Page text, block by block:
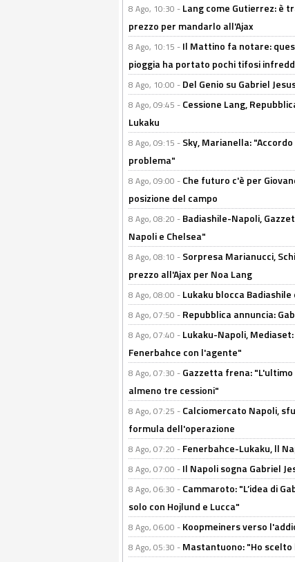
8 Ago, 10:30 - Lang come Gutierrez: è
prezzo per mandarlo all'Ajax
8 Ago, 10:15 - Il Mattino fa notare:
pioggia ha portato pochi tifosi
8 Ago, 10:00 - Del Genio su Gabriel
8 Ago, 09:45 - Cessione Lang,
Lukaku
8 Ago, 09:15 - Sky, Marianella:
problema"
8 Ago, 09:00 - Che futuro c'è per
posizione del campo
8 Ago, 08:20 - Badiashile-Napoli,
Napoli e Chelsea"
8 Ago, 08:10 - Sorpresa Marianucci,
prezzo all'Ajax per Noa Lang
8 Ago, 08:00 - Lukaku blocca
8 Ago, 07:50 - Repubblica annuncia:
8 Ago, 07:40 - Lukaku-Napoli,
Fenerbahce con l'agente"
8 Ago, 07:30 - Gazzetta frena:
almeno tre cessioni"
8 Ago, 07:25 - Calciomercato Napoli,
formula dell'operazione
8 Ago, 07:20 - Fenerbahce-Lukaku, ll
8 Ago, 07:00 - Il Napoli sogna Gabriel
8 Ago, 06:30 - Cammaroto: "L’idea di
solo con Hojlund e Lucca"
8 Ago, 06:00 - Koopmeiners verso
8 Ago, 05:30 - Mastantuono: "Ho